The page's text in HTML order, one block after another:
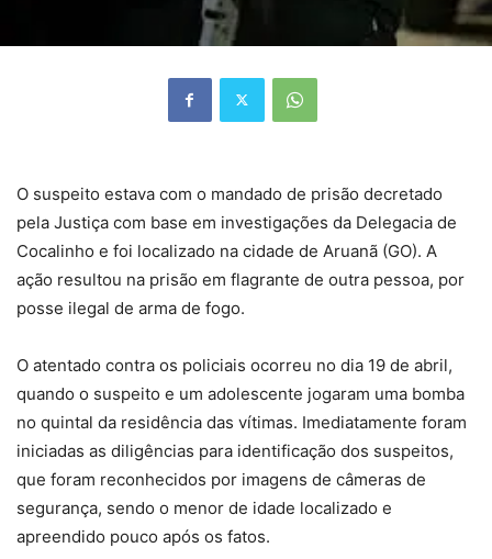
O suspeito estava com o mandado de prisão decretado
pela Justiça com base em investigações da Delegacia de
Cocalinho e foi localizado na cidade de Aruanã (GO). A
ação resultou na prisão em flagrante de outra pessoa, por
posse ilegal de arma de fogo.
O atentado contra os policiais ocorreu no dia 19 de abril,
quando o suspeito e um adolescente jogaram uma bomba
no quintal da residência das vítimas. Imediatamente foram
iniciadas as diligências para identificação dos suspeitos,
que foram reconhecidos por imagens de câmeras de
segurança, sendo o menor de idade localizado e
apreendido pouco após os fatos.